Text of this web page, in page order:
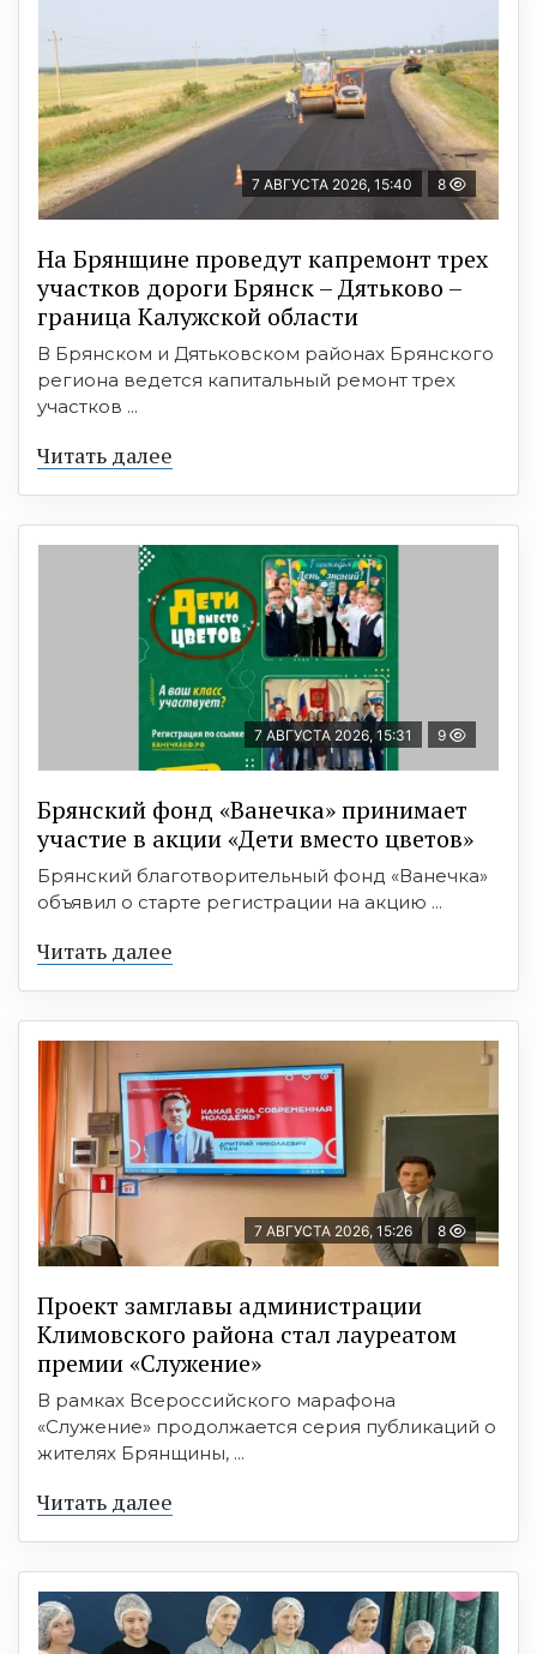
7 АВГУСТА 2026, 15:40 8
На Брянщине проведут капремонт трех
участков дороги Брянск – Дятьково –
граница Калужской области
В Брянском и Дятьковском районах Брянского
региона ведется капитальный ремонт трех
участков ...
Читать далее
7 АВГУСТА 2026, 15:31 9
Брянский фонд «Ванечка» принимает
участие в акции «Дети вместо цветов»
Брянский благотворительный фонд «Ванечка»
объявил о старте регистрации на акцию ...
Читать далее
7 АВГУСТА 2026, 15:26 8
Проект замглавы администрации
Климовского района стал лауреатом
премии «Служение»
В рамках Всероссийского марафона
«Служение» продолжается серия публикаций о
жителях Брянщины, ...
Читать далее